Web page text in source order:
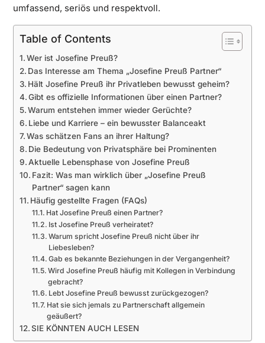
umfassend, seriös und respektvoll.
Table of Contents
Wer ist Josefine Preuß?
Das Interesse am Thema „Josefine Preuß Partner“
Hält Josefine Preuß ihr Privatleben bewusst geheim?
Gibt es offizielle Informationen über einen Partner?
Warum entstehen immer wieder Gerüchte?
Liebe und Karriere – ein bewusster Balanceakt
Was schätzen Fans an ihrer Haltung?
Die Bedeutung von Privatsphäre bei Prominenten
Aktuelle Lebensphase von Josefine Preuß
Fazit: Was man wirklich über „Josefine Preuß
Partner“ sagen kann
Häufig gestellte Fragen (FAQs)
Hat Josefine Preuß einen Partner?
Ist Josefine Preuß verheiratet?
Warum spricht Josefine Preuß nicht über ihr
Liebesleben?
Gab es bekannte Beziehungen in der Vergangenheit?
Wird Josefine Preuß häufig mit Kollegen in Verbindung
gebracht?
Lebt Josefine Preuß bewusst zurückgezogen?
Hat sie sich jemals zu Partnerschaft allgemein
geäußert?
SIE KÖNNTEN AUCH LESEN